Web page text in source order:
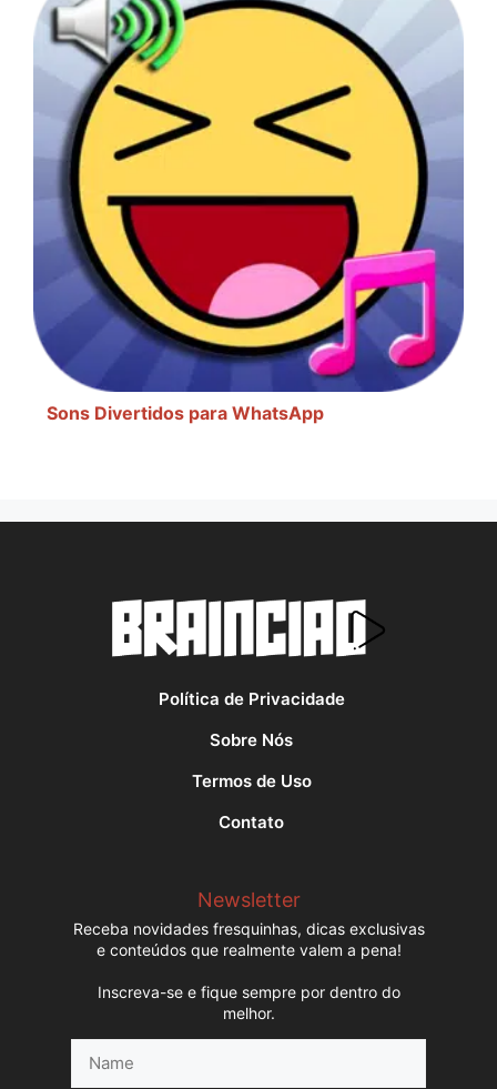
Sons Divertidos para WhatsApp
Política de Privacidade
Sobre Nós
Termos de Uso
Contato
Newsletter
Receba novidades fresquinhas, dicas exclusivas
e conteúdos que realmente valem a pena!
Inscreva-se e fique sempre por dentro do
melhor.